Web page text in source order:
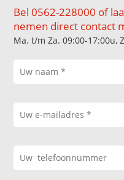
Bel 0562-228000 of
nemen direct contact
Ma. t/m Za. 09:00-17:00u,